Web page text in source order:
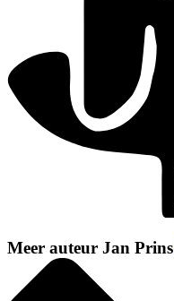
Meer auteur Jan Prins